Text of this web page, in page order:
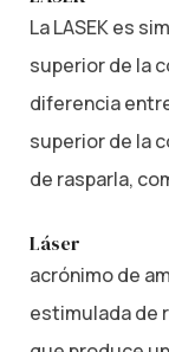
La LASEK es
superior de la
diferencia entre
superior de la
de rasparla,
Láser
acrónimo de
estimulada de